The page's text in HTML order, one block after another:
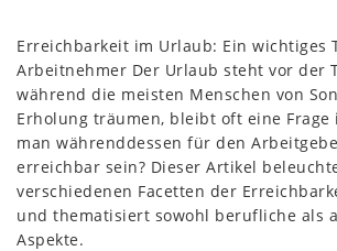
Erreichbarkeit im Urlaub: Ein wichtiges
Arbeitnehmer Der Urlaub steht vor der
während die meisten Menschen von
Erholung träumen, bleibt oft eine Frage
man währenddessen für den
erreichbar sein? Dieser Artikel
verschiedenen Facetten der
und thematisiert sowohl berufliche als
Aspekte.